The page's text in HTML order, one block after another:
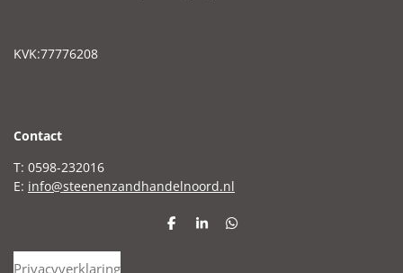
KVK:77776208
Contact
T: 0598-232016
E: info@steenenzandhandelnoord.nl
D
S
D
Privacyverklaring